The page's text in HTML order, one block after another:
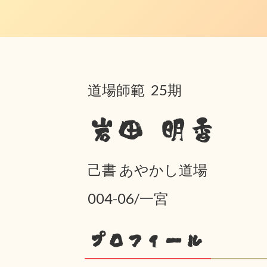
道場師範 25期
岩田 明香
己書 あやかし道場
004-06/一宮
プロフィール